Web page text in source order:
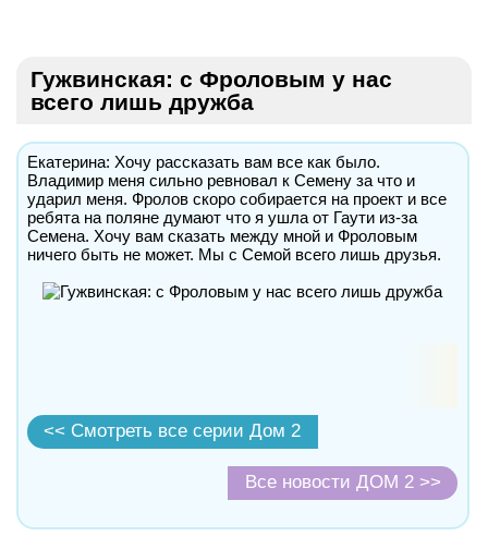
Гужвинская: с Фроловым у нас
всего лишь дружба
Екатерина: Хочу рассказать вам все как было.
Владимир меня сильно ревновал к Семену за что и
ударил меня. Фролов скоро собирается на проект и все
ребята на поляне думают что я ушла от Гаути из-за
Семена. Хочу вам сказать между мной и Фроловым
ничего быть не может. Мы с Семой всего лишь друзья.
<< Смотреть все серии Дом 2
Все новости ДОМ 2 >>